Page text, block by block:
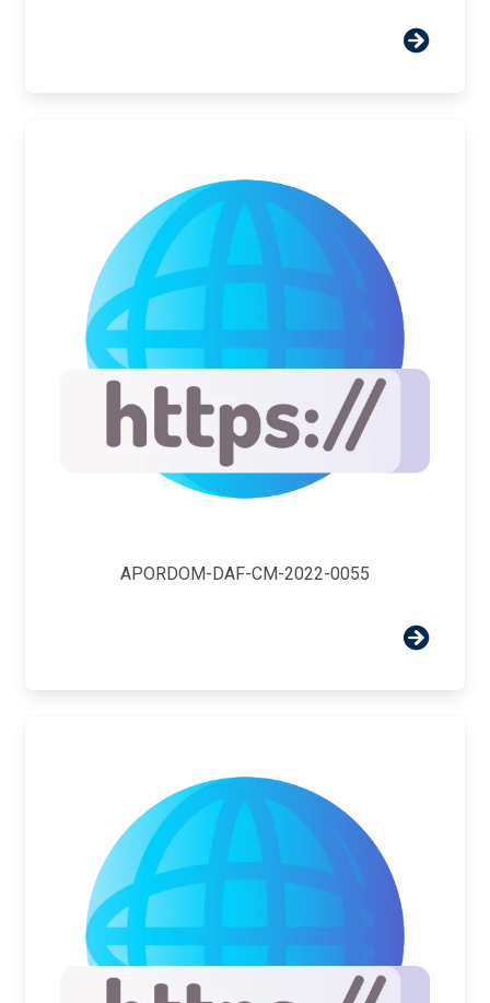
APORDOM-DAF-CM-2022-0055